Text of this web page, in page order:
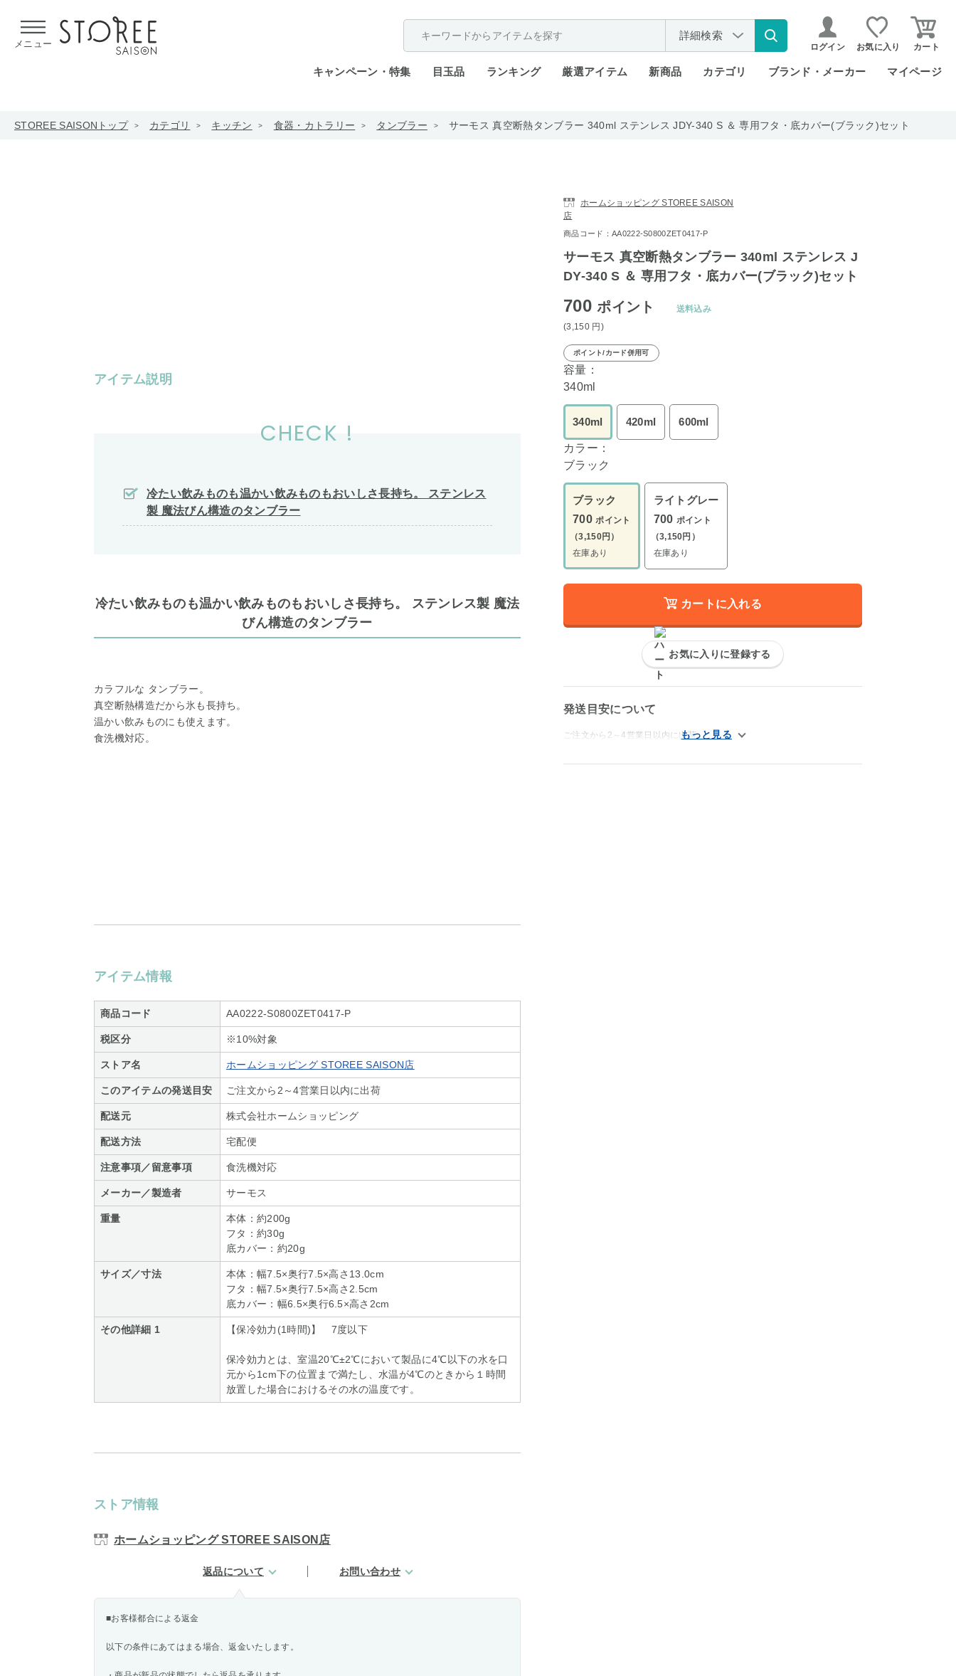
メニュー
詳細検索
ログイン お気に入り カート
キャンペーン・特集 目玉品 ランキング 厳選アイテム 新商品 カテゴリ ブランド・メーカー マイページ
STOREE SAISONトップ カテゴリ キッチン 食器・カトラリー タンブラー サーモス 真空断熱タンブラー 340ml ステンレス JDY-340 S ＆ 専用フタ・底カバー(ブラック)セット
アイテム説明
CHECK !
冷たい飲みものも温かい飲みものもおいしさ長持ち。 ステンレス
製 魔法びん構造のタンブラー
冷たい飲みものも温かい飲みものもおいしさ長持ち。 ステンレス製 魔法
びん構造のタンブラー
カラフルな タンブラー。
真空断熱構造だから氷も長持ち。
温かい飲みものにも使えます。
食洗機対応。
アイテム情報
商品コード AA0222-S0800ZET0417-P
税区分 ※10%対象
ストア名 ホームショッピング STOREE SAISON店
このアイテムの発送目安 ご注文から2～4営業日以内に出荷
配送元 株式会社ホームショッピング
配送方法 宅配便
注意事項／留意事項 食洗機対応
メーカー／製造者 サーモス
重量
本体：約200g
フタ：約30g
底カバー：約20g
サイズ／寸法
本体：幅7.5×奥行7.5×高さ13.0cm
フタ：幅7.5×奥行7.5×高さ2.5cm
底カバー：幅6.5×奥行6.5×高さ2cm
その他詳細 1 【保冷効力(1時間)】 7度以下
保冷効力とは、室温20℃±2℃において製品に4℃以下の水を口
元から1cm下の位置まで満たし、水温が4℃のときから１時間
放置した場合におけるその水の温度です。
ストア情報
ホームショッピング STOREE SAISON店
返品について お問い合わせ
■お客様都合による返金
以下の条件にあてはまる場合、返金いたします。
ホームショッピング STOREE SAISON
店
商品コード：AA0222-S0800ZET0417-P
サーモス 真空断熱タンブラー 340ml ステンレス J
DY-340 S ＆ 専用フタ・底カバー(ブラック)セット
700ポイント
(3,150 円 )
送料込み
ポイント/カード併用可
容量：
340ml
340ml 420ml 600ml
カラー：
ブラック
ブラック
700 ポイント
（3,150円）
在庫あり
ライトグレー
700 ポイント
（3,150円）
在庫あり
カートに入れる
お気に入りに登録する
発送目安について
ご注文から2～4営業日以内に出荷